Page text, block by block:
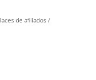
de afiliados /